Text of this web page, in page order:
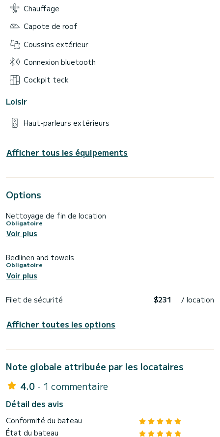
Chauffage
Capote de roof
Coussins extérieur
Connexion bluetooth
Cockpit teck
Loisir
Haut-parleurs extérieurs
Afficher tous les équipements
Options
Nettoyage de fin de location
Obligatoire
Voir plus
Bedlinen and towels
Obligatoire
Voir plus
Filet de sécurité $231 / location
Afficher toutes les options
Note globale attribuée par les locataires
4.0 - 1 commentaire
Détail des avis
Conformité du bateau
État du bateau